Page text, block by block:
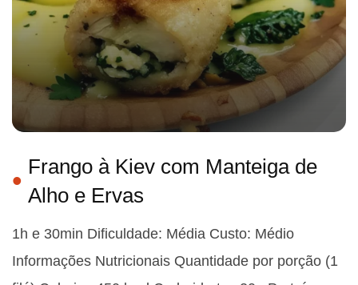
Frango à Kiev com Manteiga de
Alho e Ervas
1h e 30min Dificuldade: Média Custo: Médio
Informações Nutricionais Quantidade por porção (1